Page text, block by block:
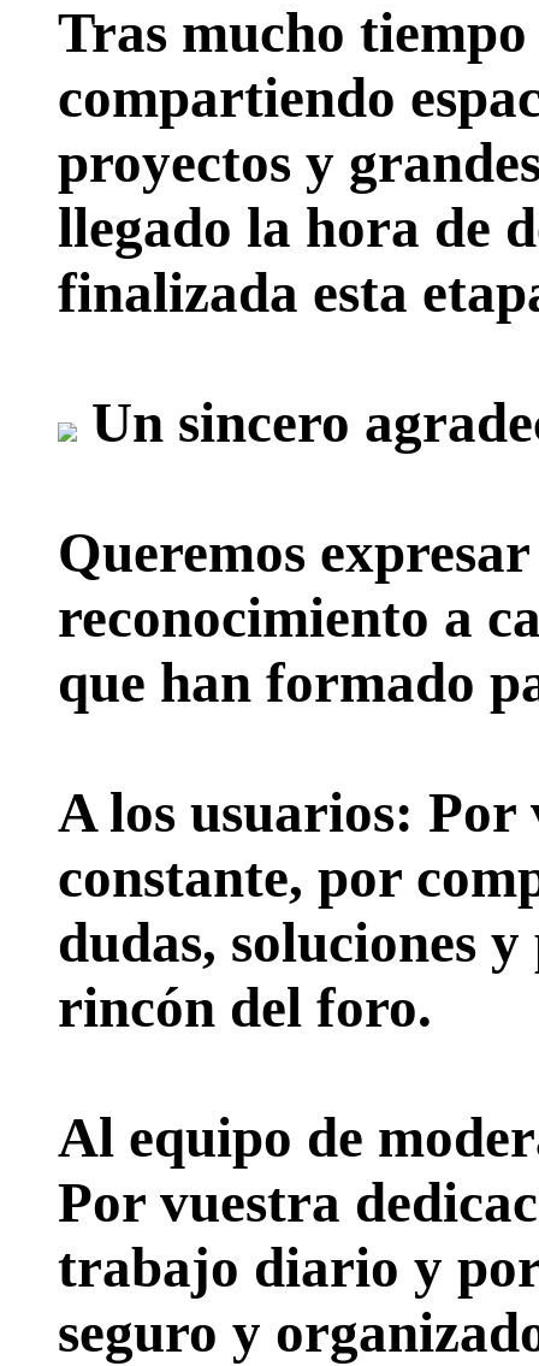
Tras mucho
compartiendo
proyectos y
llegado la hora de
finalizada esta
Un sincero
Queremos
reconocimiento a
que han formado
A los usuarios: Por
constante, por
dudas, soluciones
rincón del foro.
Al equipo de
Por vuestra
trabajo diario y por
seguro y